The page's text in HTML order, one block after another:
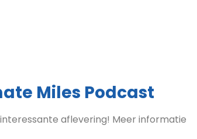
Miles Podcast
aflevering! Meer informatie